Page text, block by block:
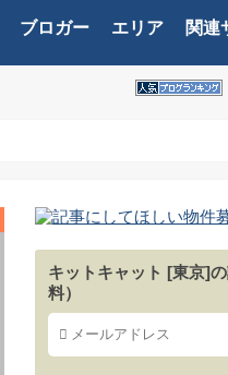
ブロガー エリア 関連
キットキャット [東京]
料）